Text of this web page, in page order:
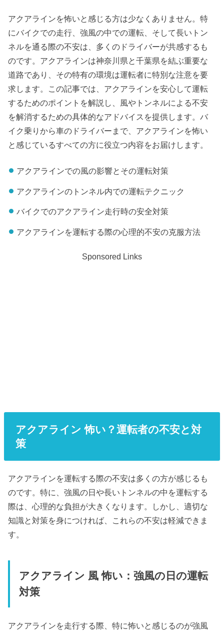
アクアラインを怖いと感じる方は少なくありません。特
にバイクでの走行、強風の中での運転、そして長いトン
ネルを通る際の不安は、多くのドライバーが共感するも
のです。アクアラインは神奈川県と千葉県を結ぶ重要な
道路であり、その特有の環境は運転者に特別な注意を要
求します。この記事では、アクアラインを安心して運転
するためのポイントを解説し、風やトンネルによる不安
を解消するための具体的なアドバイスを提供します。バ
イク乗りから車のドライバーまで、アクアラインを怖い
と感じているすべての方に役立つ内容をお届けします。
アクアラインでの風の影響とその運転対策
アクアラインのトンネル内での運転テクニック
バイクでのアクアライン走行時の安全対策
アクアラインを運転する際の心理的不安の克服方法
Sponsored Links
アクアライン 怖い？運転者の不安と対
策
アクアラインを運転する際の不安は多くの方が感じるも
のです。特に、強風の日や長いトンネルの中を運転する
際は、心理的な負担が大きくなります。しかし、適切な
知識と対策を身につければ、これらの不安は軽減できま
す。
アクアライン 風 怖い：強風の日の運転
対策
アクアラインを走行する際、特に怖いと感じるのが強風